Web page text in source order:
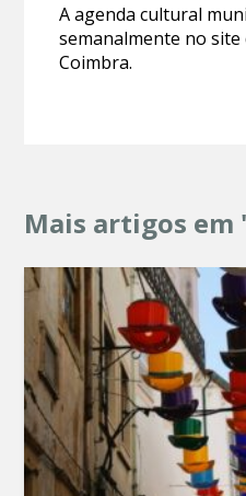
A agenda cultural
semanalmente no
Coimbra.
Mais artigos